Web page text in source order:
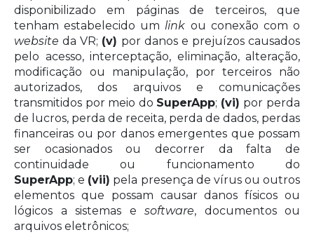
disponibilizado em páginas de terceiros, que
tenham estabelecido umlink ou conexão com o
websiteda VR; (v) por danos e prejuízos causados
pelo acesso, interceptação, eliminação, alteração,
modificação ou manipulação, por terceiros não
autorizados, dos arquivos e comunicações
transmitidos por meio do SuperApp; (vi) por perda
de lucros, perda de receita, perda de dados, perdas
financeiras ou por danos emergentes que possam
ser ocasionados ou decorrer da falta de
continuidade ou funcionamento do
SuperApp; e (vii) pela presença de vírus ou outros
elementos que possam causar danos físicos ou
lógicos a sistemas e software, documentos ou
arquivos eletrônicos;